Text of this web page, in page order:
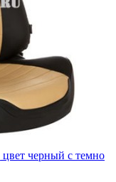
черный с темно